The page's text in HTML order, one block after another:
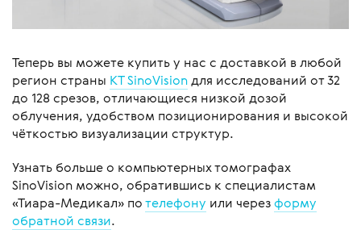
Теперь вы можете купить у нас с доставкой в любой
регион страны КТ SinoVisionдля исследований от 32
до 128 срезов, отличающиеся низкой дозой
облучения, удобством позиционирования и высокой
чёткостью визуализации структур.
Узнать больше о компьютерных томографах
SinoVision можно, обратившись к специалистам
«Тиара-Медикал» потелефону или черезформу
обратной связи.